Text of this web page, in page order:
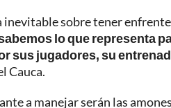
sobre tener
lo que representa
sus jugadores, su
Cauca.
a manejar serán las